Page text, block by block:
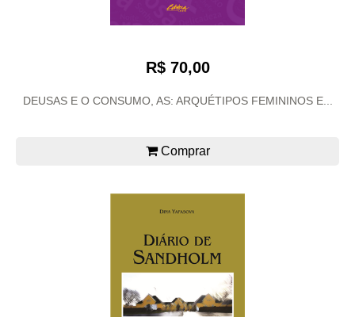
R$ 70,00
DEUSAS E O CONSUMO, AS: ARQUÉTIPOS FEMININOS E...
Comprar